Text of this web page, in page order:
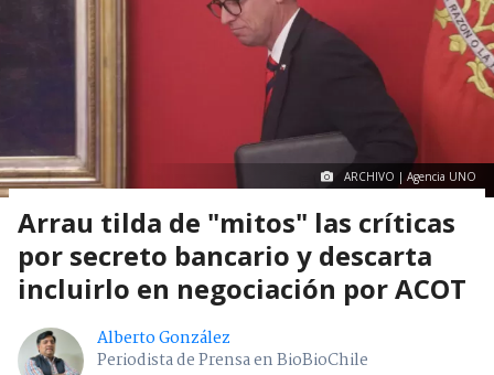
ARCHIVO | Agencia UNO
Arrau tilda de "mitos" las críticas
por secreto bancario y descarta
incluirlo en negociación por ACOT
Alberto González
Periodista de Prensa en BioBioChile